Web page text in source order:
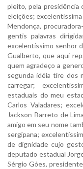
pleito, pela presidência
eleições; excelentíssima
Mendonça,
gentis palavras
excelentíssimo senhor
Gualberto, que aqui
quem agradeço a
segunda idéia tire dos
carregar;
estaduais do meu
Carlos Valadares;
Jackson Barreto de
amigo em seu nome
sergipana;
de dignidade cujo
deputado estadual
Sérgio Góes,